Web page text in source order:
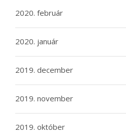
2020. február
2020. január
2019. december
2019. november
2019. október